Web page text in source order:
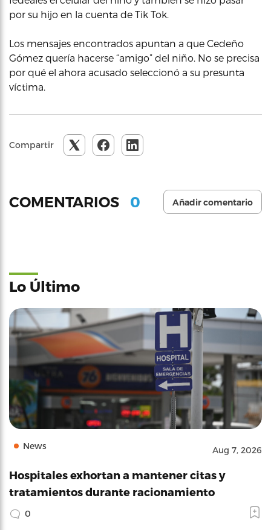
por su hijo en la cuenta de Tik Tok.
Los mensajes encontrados apuntan a que Cedeño
Gómez quería hacerse “amigo” del niño. No se precisa
por qué el ahora acusado seleccionó a su presunta
víctima.
Compartir
COMENTARIOS 0 Añadir comentario
Lo Último
News Aug 7, 2026
Hospitales exhortan a mantener citas y
tratamientos durante racionamiento
0